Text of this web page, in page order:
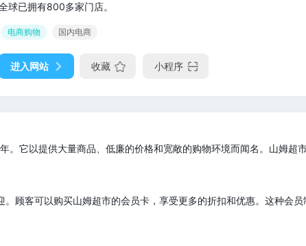
球已拥有800多家门店。
电商购物 国内电商
进入网站 收藏 小程序
。它以提供大量商品、低廉的价格和宽敞的购物环境而闻名。山姆超
顾客可以购买山姆超市的会员卡，享受更多的折扣和优惠。这种会